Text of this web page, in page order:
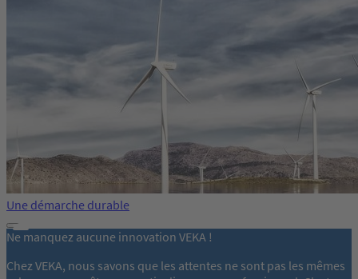
Une démarche durable
Ne manquez aucune innovation VEKA !
Chez VEKA, nous savons que les attentes ne sont pas les mêmes